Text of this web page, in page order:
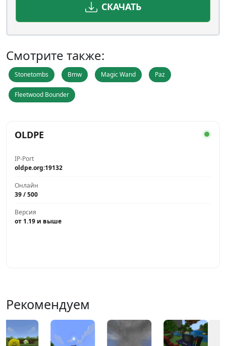
СКАЧАТЬ
Смотрите также:
Stonetombs Bmw Magic Wand Paz
Fleetwood Bounder
OLDPE
IP-Port
oldpe.org:19132
Онлайн
39 / 500
Версия
от 1.19 и выше
Рекомендуем